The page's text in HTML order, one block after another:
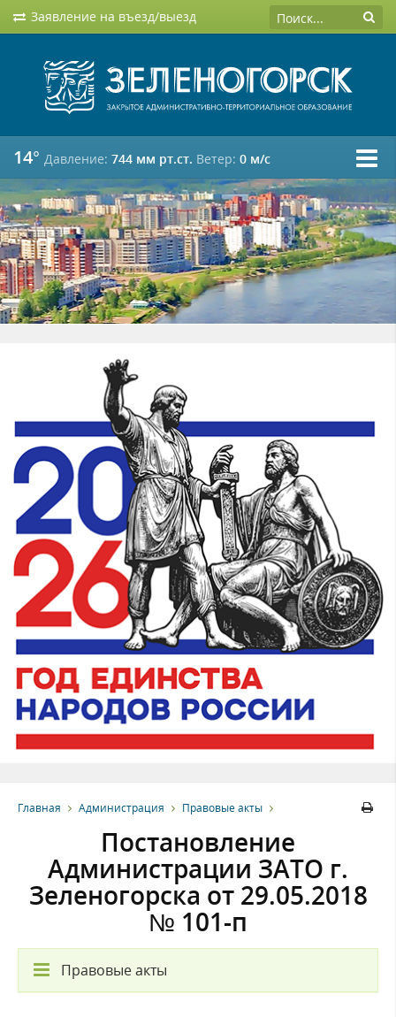
Заявление на въезд/выезд
14° Давление: 744 мм рт.ст. Ветер: 0 м/c
Главная Администрация Правовые акты
Постановление
Администрации ЗАТО г.
Зеленогорска от 29.05.2018
№ 101-п
Правовые акты